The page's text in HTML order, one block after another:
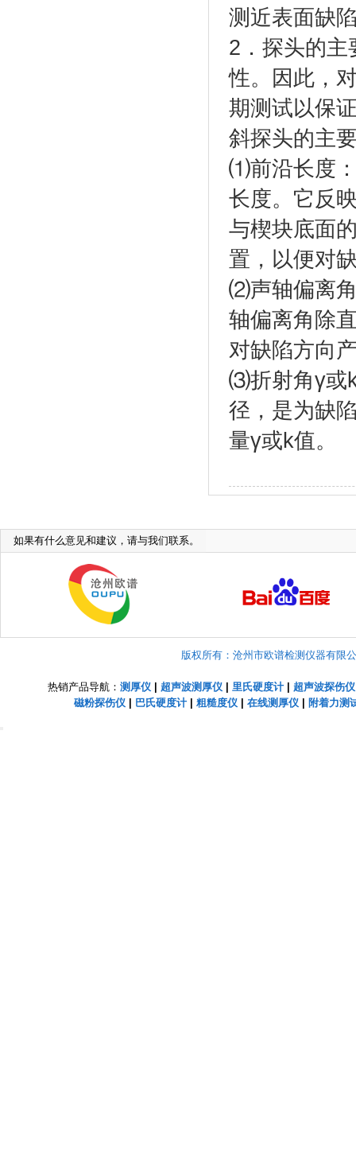
测近表面缺
2．探头的主
性。因此，
期测试以保
斜探头的主
⑴前沿长度
长度。它反
与楔块底面
置，以便对
⑵声轴偏离
轴偏离角除
对缺陷方向
⑶折射角γ或
径，是为缺
量γ或k值。
如果有什么意见和建议，请与我们联系。
版权所有：沧州市欧谱检测仪器有限
热销产品导航： 测厚仪 超声波测厚仪 里氏硬度计| 超声波探伤仪
磁粉探伤仪| 巴氏硬度计| 粗糙度仪| 在线测厚仪| 附着力测